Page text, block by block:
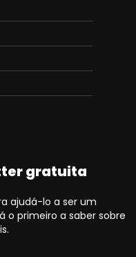
gratuita
ajudá-lo a ser um
o primeiro a saber sobre